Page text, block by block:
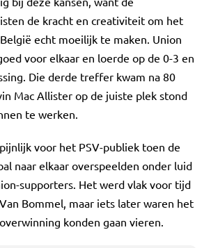
de kracht en creativiteit om het
echt moeilijk te maken. Union
voor elkaar en loerde op de 0-3 en
Die derde treffer kwam na 80
Mac Allister op de juiste plek stond
te werken.
voor het PSV-publiek toen de
naar elkaar overspeelden onder luid
supporters. Het werd vlak voor tijd
Bommel, maar iets later waren het
konden gaan vieren.